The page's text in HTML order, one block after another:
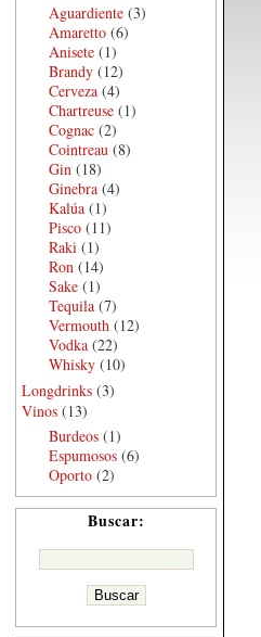
Aguardiente (3)
Amaretto (6)
Anisete (1)
Brandy (12)
Cerveza (4)
Chartreuse (1)
Cognac (2)
Cointreau (8)
Gin (18)
Ginebra (4)
Kalúa (1)
Pisco (11)
Raki (1)
Ron (14)
Sake (1)
Tequila (7)
Vermouth (12)
Vodka (22)
Whisky (10)
Longdrinks (3)
Vinos (13)
Burdeos (1)
Espumosos (6)
Oporto (2)
Buscar: